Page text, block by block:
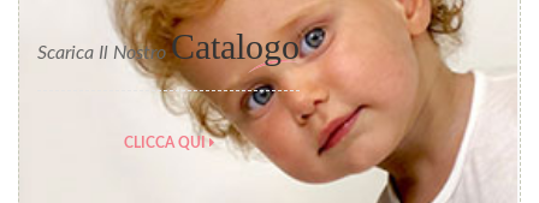
Scarica Il Nostro Catalogo
CLICCA QUI